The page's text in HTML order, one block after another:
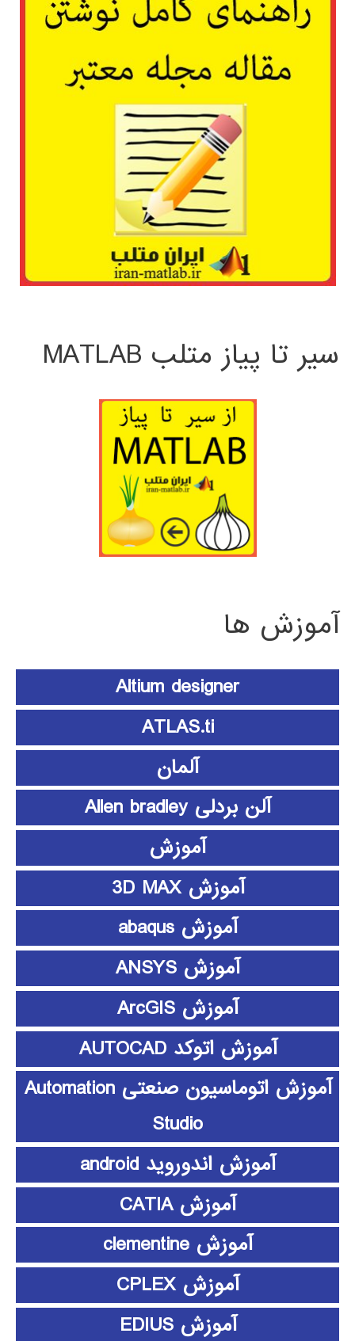
سیر تا پیاز متلب MATLAB
آموزش ها
Altium designer
ATLAS.ti
آلمان
آلن بردلی Allen bradley
آموزش
آموزش 3D MAX
آموزش abaqus
آموزش ANSYS
آموزش ArcGIS
آموزش اتوکد AUTOCAD
آموزش اتوماسیون صنعتی Automation
Studio
آموزش اندوروید android
آموزش CATIA
آموزش clementine
آموزش CPLEX
آموزش EDIUS